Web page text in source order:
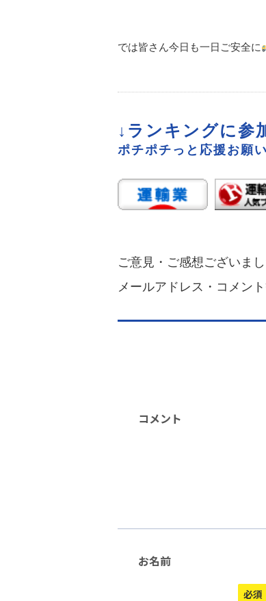
では皆さん今日も一日ご安全に
↓ランキングに参
ポチポチっと応援お願
ご意見・ご感想ございま
メールアドレス・コメン
コメント
お名前